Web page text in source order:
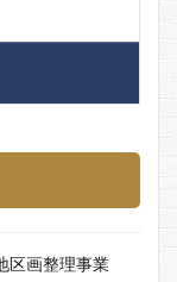
区画整理事業